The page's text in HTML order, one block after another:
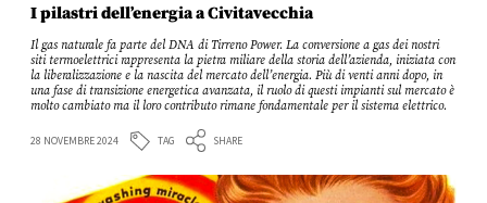
I pilastri dell’energia a Civitavecchia
Il gas naturale fa parte del DNA di Tirreno Power. La conversione a gas dei nostri
siti termoelettrici rappresenta la pietra miliare della storia dell’azienda, iniziata con
la liberalizzazione e la nascita del mercato dell’energia. Più di venti anni dopo, in
una fase di transizione energetica avanzata, il ruolo di questi impianti sul mercato è
molto cambiato ma il loro contributo rimane fondamentale per il sistema elettrico.
28 NOVEMBRE 2024 TAG SHARE